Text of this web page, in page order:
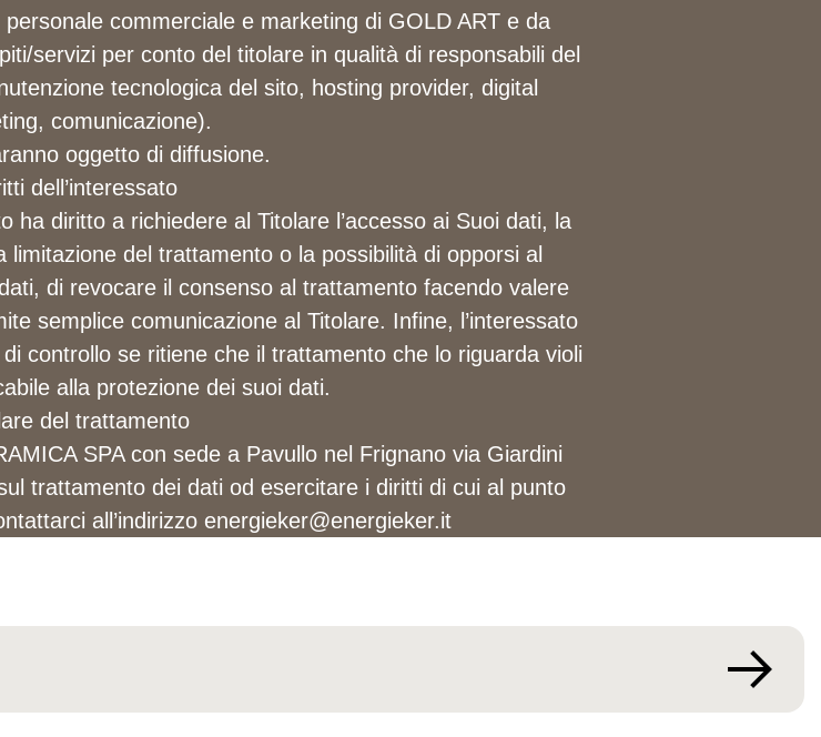
commerciale e marketing di GOLD ART e da
servizi per conto del titolare in qualità di responsabili del
tecnologica del sito, hosting provider, digital
comunicazione).
oggetto di diffusione.
dell’interessato
ha diritto a richiedere al Titolare l’accesso ai Suoi dati, la
del trattamento o la possibilità di opporsi al
di revocare il consenso al trattamento facendo valere
semplice comunicazione al Titolare. Infine, l’interessato
controllo se ritiene che il trattamento che lo riguarda violi
alla protezione dei suoi dati.
del trattamento
SPA con sede a Pavullo nel Frignano via Giardini
trattamento dei dati od esercitare i diritti di cui al punto
all’indirizzo energieker@energieker.it